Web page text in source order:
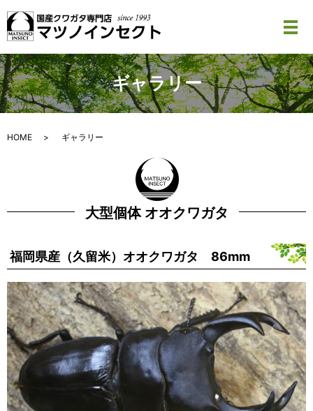
メ
ギャラリー
HOME ギャラリー
大型個体 オオクワガタ
福岡県産（久留米）オオクワガタ 86mm